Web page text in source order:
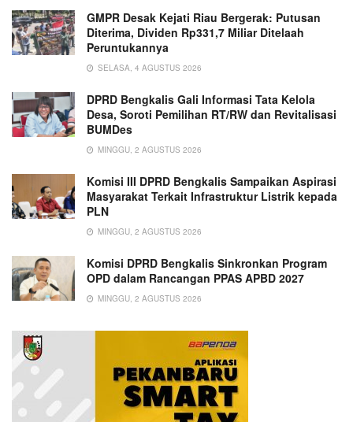
GMPR Desak Kejati Riau Bergerak: Putusan
Diterima, Dividen Rp331,7 Miliar Ditelaah
Peruntukannya
SELASA, 4 AGUSTUS 2026
DPRD Bengkalis Gali Informasi Tata Kelola
Desa, Soroti Pemilihan RT/RW dan Revitalisasi
BUMDes
MINGGU, 2 AGUSTUS 2026
Komisi III DPRD Bengkalis Sampaikan Aspirasi
Masyarakat Terkait Infrastruktur Listrik kepada
PLN
MINGGU, 2 AGUSTUS 2026
Komisi DPRD Bengkalis Sinkronkan Program
OPD dalam Rancangan PPAS APBD 2027
MINGGU, 2 AGUSTUS 2026